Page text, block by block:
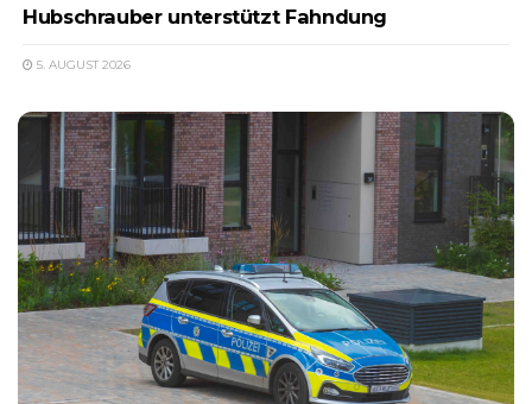
Hubschrauber unterstützt Fahndung
5. AUGUST 2026